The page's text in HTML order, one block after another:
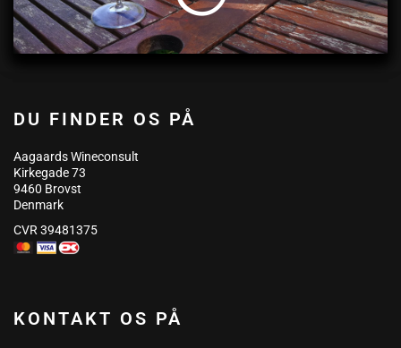
DU FINDER OS PÅ
Aagaards Wineconsult
Kirkegade 73
9460 Brovst
Denmark
CVR 39481375
KONTAKT OS PÅ